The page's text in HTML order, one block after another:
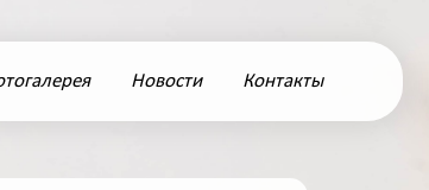
Новости Контакты